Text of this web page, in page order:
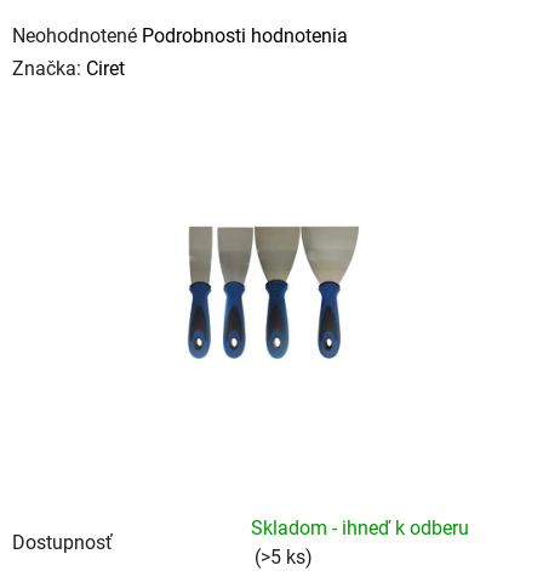
Dostupnosť
Skladom - ihneď k odberu
(>5 ks)
Priemerné
hodnotenie
Neohodnotené Podrobnosti hodnotenia
Značka: Ciret